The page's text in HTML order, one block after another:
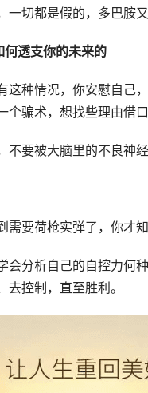
一切都是假的，多巴胺
透支你的未来的
这种情况，你安慰自己
骗术，想找些理由借口
不要被大脑里的不良神
需要荷枪实弹了，你才
会分析自己的自控力何
控制，直至胜利。